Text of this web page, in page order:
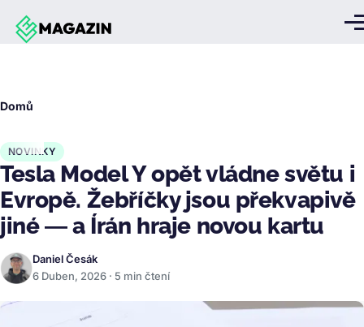
Přejít k hlavnímu obsahu
Domů
NOVINKY
Tesla Model Y opět vládne světu i
Evropě. Žebříčky jsou překvapivě
jiné — a Írán hraje novou kartu
Daniel Česák
6 Duben, 2026 · 5 min čtení